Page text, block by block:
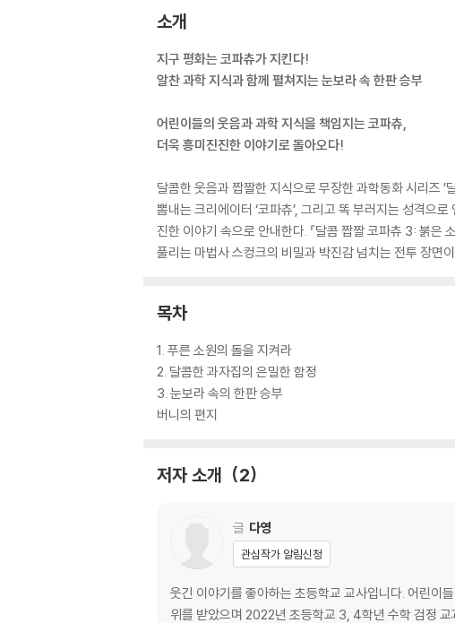
소개
지구 평화는 코파츄가 지킨다!
알찬 과학 지식과 함께 펼쳐지는 눈보라 속 한판 승부
어린이들의 웃음과 과학 지식을 책임지는 코파츄,
더욱 흥미진진한 이야기로 돌아오다!
달콤한 웃음과 짭짤한 지식으로 무장한 과학동화 시리즈
뽐내는 크리에이터 ‘코파츄’, 그리고 똑 부러지는 성격으
진한 이야기 속으로 안내한다. 『달콤 짭짤 코파츄 3: 붉은
풀리는 마법사 스컹크의 비밀과 박진감 넘치는 전투 장면
목차
1. 푸른 소원의 돌을 지켜라
2. 달콤한 과자집의 은밀한 함정
3. 눈보라 속의 한판 승부
버니의 편지
저자 소개 2
글 다영
관심작가 알림신청
웃긴 이야기를 좋아하는 초등학교 교사입니다. 어린이
위를 받았으며 2022년 초등학교 3, 4학년 수학 검정 교